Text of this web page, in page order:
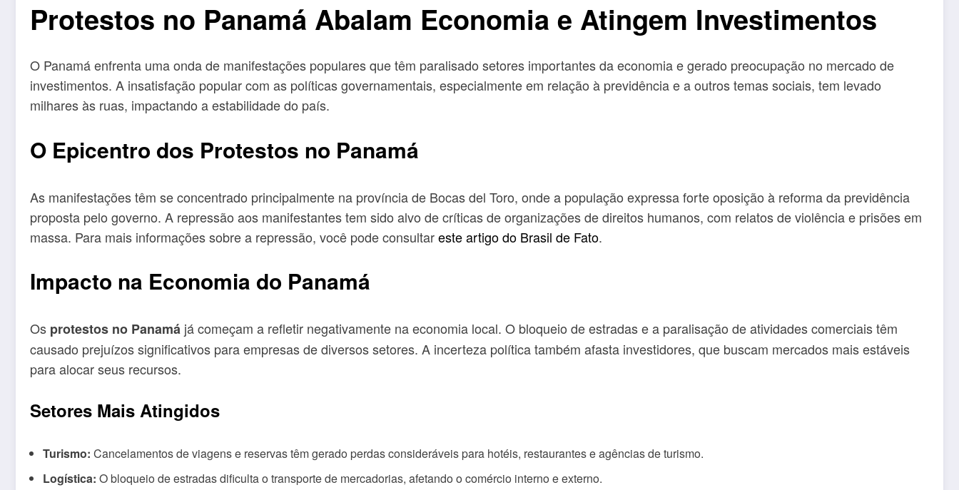
Protestos no Panamá Abalam Economia e Atingem Investimentos
O Panamá enfrenta uma onda de manifestações populares que têm paralisado setores importantes da economia e gerado preocupação no mercado de
investimentos. A insatisfação popular com as políticas governamentais, especialmente em relação à previdência e a outros temas sociais, tem levado
milhares às ruas, impactando a estabilidade do país.
O Epicentro dos Protestos no Panamá
As manifestações têm se concentrado principalmente na província de Bocas del Toro, onde a população expressa forte oposição à reforma da previdência
proposta pelo governo. A repressão aos manifestantes tem sido alvo de críticas de organizações de direitos humanos, com relatos de violência e prisões em
massa. Para mais informações sobre a repressão, você pode consultareste artigo do Brasil de Fato.
Impacto na Economia do Panamá
Os protestos no Panamá já começam a refletir negativamente na economia local. O bloqueio de estradas e a paralisação de atividades comerciais têm
causado prejuízos significativos para empresas de diversos setores. A incerteza política também afasta investidores, que buscam mercados mais estáveis
para alocar seus recursos.
Setores Mais Atingidos
Turismo: Cancelamentos de viagens e reservas têm gerado perdas consideráveis para hotéis, restaurantes e agências de turismo.
Logística: O bloqueio de estradas dificulta o transporte de mercadorias, afetando o comércio interno e externo.